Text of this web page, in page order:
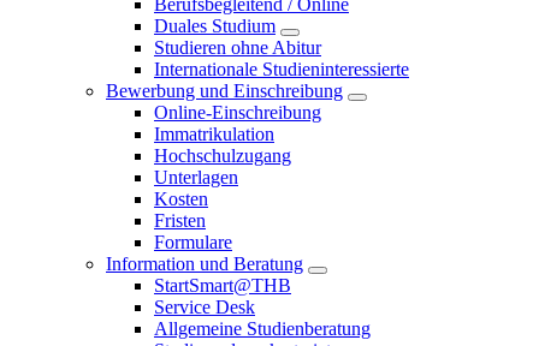
Berufsbegleitend / Online
Duales Studium
Studieren ohne Abitur
Internationale Studieninteressierte
Bewerbung und Einschreibung
Online-Einschreibung
Immatrikulation
Hochschulzugang
Unterlagen
Kosten
Fristen
Formulare
Information und Beratung
StartSmart@THB
Service Desk
Allgemeine Studienberatung